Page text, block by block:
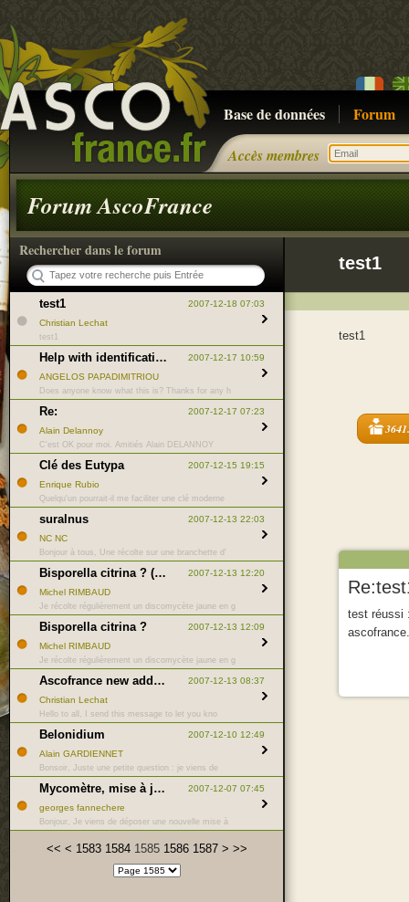
Base de données Forum
Accès membres
Forum AscoFrance
Rechercher dans le forum
2007-12-18 07:03
test1
Christian Lechat
test1
2007-12-17 10:59
Help with identification (2)
ANGELOS PAPADIMITRIOU
Does anyone know what this is? Thanks for any h
2007-12-17 07:23
Re:
Alain Delannoy
C'est OK pour moi. Amitiés Alain DELANNOY
2007-12-15 19:15
Clé des Eutypa
Enrique Rubio
Quelqu'un pourrait-il me faciliter une clé moderne
2007-12-13 22:03
suralnus
NC NC
Bonjour à tous, Une récolte sur une branchette d'
2007-12-13 12:20
Bisporella citrina ? (suite)
Michel RIMBAUD
Je récolte régulièrement un discomycète jaune en g
2007-12-13 12:09
Bisporella citrina ?
Michel RIMBAUD
Je récolte régulièrement un discomycète jaune en g
2007-12-13 08:37
Ascofrance new address
Christian Lechat
Hello to all, I send this message to let you kno
2007-12-10 12:49
Belonidium
Alain GARDIENNET
Bonsoir, Juste une petite question : je viens de
2007-12-07 07:45
Mycomètre, mise à jour
georges fannechere
Bonjour, Je viens de déposer une nouvelle mise à
<< < 1583 1584 1585 1586 1587 > >>
test1
test1
test réussi